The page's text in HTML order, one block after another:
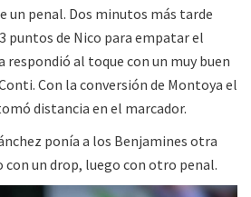
un penal. Dos minutos más tarde
puntos de Nico para empatar el
respondió al toque con un muy buen
Con la conversión de Montoya el
distancia en el marcador.
ponía a los Benjamines otra
un drop, luego con otro penal.